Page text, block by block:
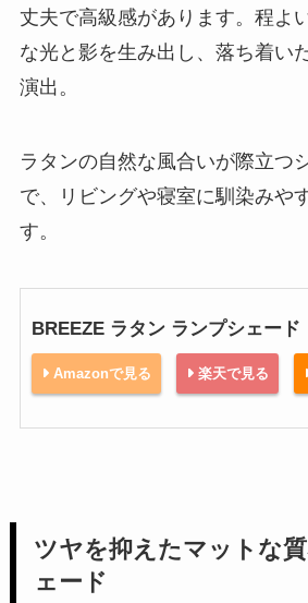
丈夫で高級感があります。程よ
な光と影を生み出し、落ち着い
演出。
ラタンの自然な風合いが際立つ
で、リビングや寝室に馴染みや
す。
BREEZE ラタン ランプシェード
Amazonで見る 楽天で見る
ツヤを抑えたマットな
ェード